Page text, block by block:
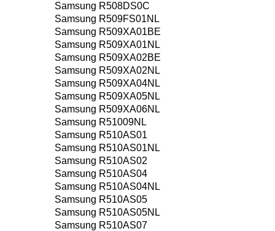
Samsung R508DS0C
Samsung R509FS01NL
Samsung R509XA01BE
Samsung R509XA01NL
Samsung R509XA02BE
Samsung R509XA02NL
Samsung R509XA04NL
Samsung R509XA05NL
Samsung R509XA06NL
Samsung R51009NL
Samsung R510AS01
Samsung R510AS01NL
Samsung R510AS02
Samsung R510AS04
Samsung R510AS04NL
Samsung R510AS05
Samsung R510AS05NL
Samsung R510AS07